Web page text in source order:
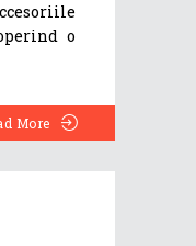
o
More